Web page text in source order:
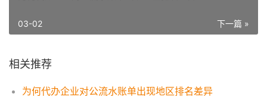
下一篇 »
03-02
相关推荐
为何代办企业对公流水账单出现地区排名差异